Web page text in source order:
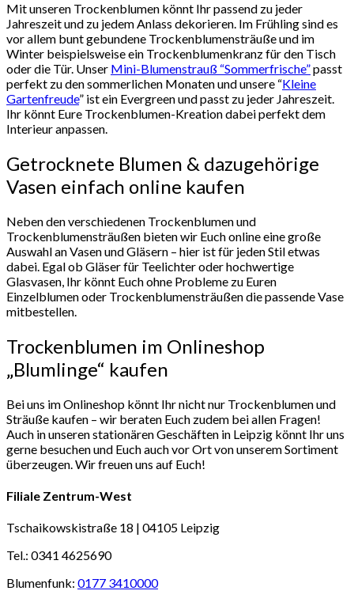
Mit unseren Trockenblumen könnt Ihr passend zu jeder
Jahreszeit und zu jedem Anlass dekorieren. Im Frühling sind es
vor allem bunt gebundene Trockenblumensträuße und im
Winter beispielsweise ein Trockenblumenkranz für den Tisch
oder die Tür. Unser Mini-Blumenstrauß “Sommerfrische”passt
perfekt zu den sommerlichen Monaten und unsere “Kleine
Gartenfreude” ist ein Evergreen und passt zu jeder Jahreszeit.
Ihr könnt Eure Trockenblumen-Kreation dabei perfekt dem
Interieur anpassen.
Getrocknete Blumen & dazugehörige
Vasen einfach online kaufen
Neben den verschiedenen Trockenblumen und
Trockenblumensträußen bieten wir Euch online eine große
Auswahl an Vasen und Gläsern – hier ist für jeden Stil etwas
dabei. Egal ob Gläser für Teelichter oder hochwertige
Glasvasen, Ihr könnt Euch ohne Probleme zu Euren
Einzelblumen oder Trockenblumensträußen die passende Vase
mitbestellen.
Trockenblumen im Onlineshop
„Blumlinge“ kaufen
Bei uns im Onlineshop könnt Ihr nicht nur Trockenblumen und
Sträuße kaufen – wir beraten Euch zudem bei allen Fragen!
Auch in unseren stationären Geschäften in Leipzig könnt Ihr uns
gerne besuchen und Euch auch vor Ort von unserem Sortiment
überzeugen. Wir freuen uns auf Euch!
Filiale Zentrum-West
Tschaikowskistraße 18 | 04105 Leipzig
Tel.: 0341 4625690
Blumenfunk: 0177 3410000